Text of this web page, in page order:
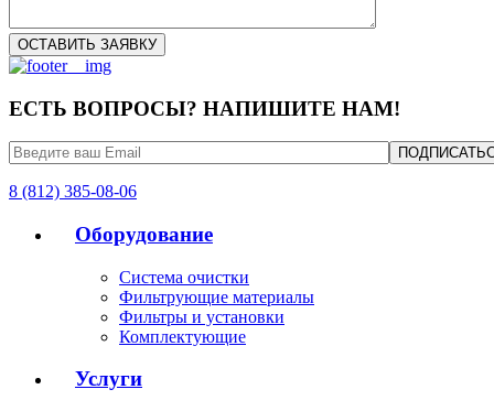
ЕСТЬ ВОПРОСЫ? НАПИШИТЕ НАМ!
8 (812) 385-08-06
Оборудование
Система очистки
Фильтрующие материалы
Фильтры и установки
Комплектующие
Услуги